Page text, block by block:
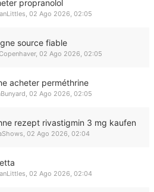
propranolol
, 02 Ago 2026, 02:05
source fiable
, 02 Ago 2026, 02:05
acheter perméthrine
, 02 Ago 2026, 02:05
rezept rivastigmin 3 mg kaufen
, 02 Ago 2026, 02:04
, 02 Ago 2026, 02:04